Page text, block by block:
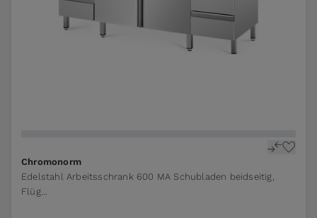
Chromonorm
Edelstahl Arbeitsschrank 600 MA Schubladen beidseitig,
Flüg...
The price depends on the options chosen on the